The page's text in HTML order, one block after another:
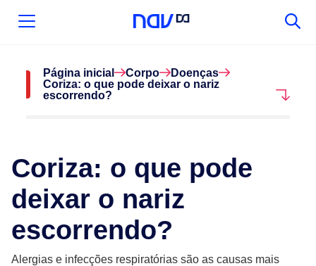
Página inicial Corpo
Doenças
Coriza: o que pode deixar o nariz
escorrendo?
Coriza: o que pode
deixar o nariz
escorrendo?
Alergias e infecções respiratórias são as causas mais